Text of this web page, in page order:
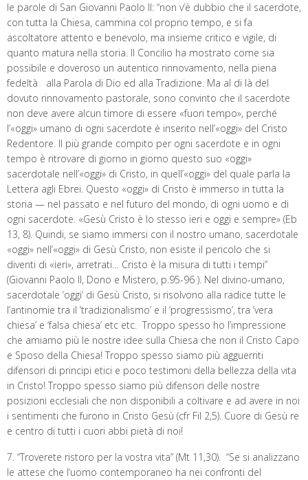
le parole di San Giovanni Paolo II: “non v’è dubbio che il sacerdote,
con tutta la Chiesa, cammina col proprio tempo, e si fa
ascoltatore attento e benevolo, ma insieme critico e vigile, di
quanto matura nella storia. Il Concilio ha mostrato come sia
possibile e doveroso un autentico rinnovamento, nella piena
fedeltà alla Parola di Dio ed alla Tradizione. Ma al di là del
dovuto rinnovamento pastorale, sono convinto che il sacerdote
non deve avere alcun timore di essere «fuori tempo», perché
l’«oggi» umano di ogni sacerdote è inserito nell’«oggi» del Cristo
Redentore. Il più grande compito per ogni sacerdote e in ogni
tempo è ritrovare di giorno in giorno questo suo «oggi»
sacerdotale nell’«oggi» di Cristo, in quell’«oggi» del quale parla la
Lettera agli Ebrei. Questo «oggi» di Cristo è immerso in tutta la
storia — nel passato e nel futuro del mondo, di ogni uomo e di
ogni sacerdote. «Gesù Cristo è lo stesso ieri e oggi e sempre» (Eb
13, 8). Quindi, se siamo immersi con il nostro umano, sacerdotale
«oggi» nell’«oggi» di Gesù Cristo, non esiste il pericolo che si
diventi di «ieri», arretrati… Cristo è la misura di tutti i tempi”
(Giovanni Paolo II, Dono e Mistero, p.95-96 ). Nel divino-umano,
sacerdotale ‘oggi’ di Gesù Cristo, si risolvono alla radice tutte le
l’antinomie tra il ‘tradizionalismo’ e il ‘progressismo’, tra ‘vera
chiesa’ e ‘falsa chiesa’ etc etc. Troppo spesso ho l’impressione
che amiamo più le nostre idee sulla Chiesa che non il Cristo Capo
e Sposo della Chiesa! Troppo spesso siamo più agguerriti
difensori di principi etici e poco testimoni della bellezza della vita
in Cristo! Troppo spesso siamo più difensori delle nostre
posizioni ecclesiali che non disponibili a coltivare e ad avere in noi
i sentimenti che furono in Cristo Gesù (cfr Fil 2,5). Cuore di Gesù re
e centro di tutti i cuori abbi pietà di noi!
7. “Troverete ristoro per la vostra vita” (Mt 11,30). “Se si analizzano
le attese che l’uomo contemporaneo ha nei confronti del